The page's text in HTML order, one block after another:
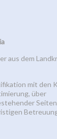
aus dem
mit den
über